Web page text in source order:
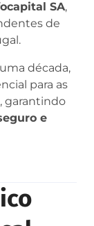
SA,
de
década,
para as
garantindo
e